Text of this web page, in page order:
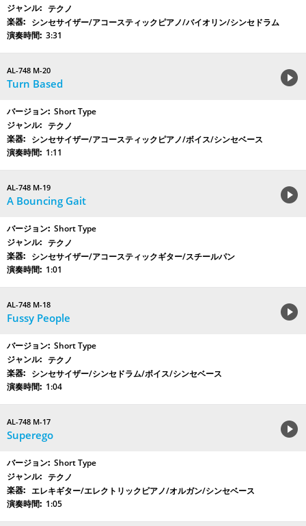
テクノ
シンセサイザー/アコースティックピアノ/バイオリン/シンセドラム
3:31
AL-748 M-20
Turn Based
Short Type
テクノ
シンセサイザー/アコースティックピアノ/ボイス/シンセベース
1:11
AL-748 M-19
A Bouncing Gait
Short Type
テクノ
シンセサイザー/アコースティックギター/スチールパン
1:01
AL-748 M-18
Fussy People
Short Type
テクノ
シンセサイザー/シンセドラム/ボイス/シンセベース
1:04
AL-748 M-17
Superego
Short Type
テクノ
エレキギター/エレクトリックピアノ/オルガン/シンセベース
1:05